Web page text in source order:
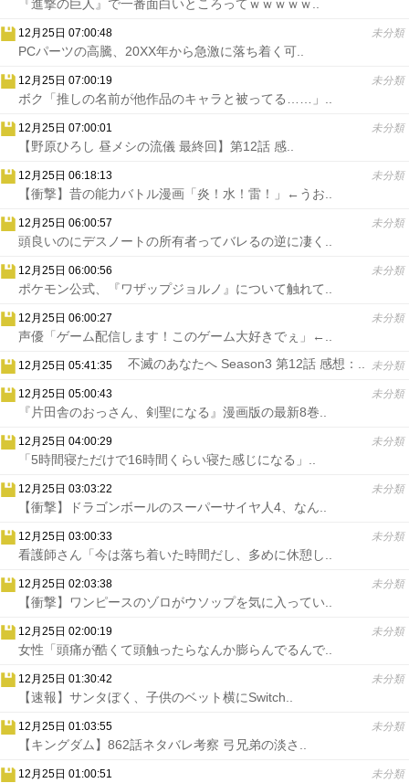
『進撃の巨人』で一番面白いところってｗｗｗｗｗ..
12月25日 07:00:48 未分類
PCパーツの高騰、20XX年から急激に落ち着く可..
12月25日 07:00:19 未分類
ボク「推しの名前が他作品のキャラと被ってる……」..
12月25日 07:00:01 未分類
【野原ひろし 昼メシの流儀 最終回】第12話 感..
12月25日 06:18:13 未分類
【衝撃】昔の能力バトル漫画「炎！水！雷！」←うお..
12月25日 06:00:57 未分類
頭良いのにデスノートの所有者ってバレるの逆に凄く..
12月25日 06:00:56 未分類
ポケモン公式、『ワザップジョルノ』について触れて..
12月25日 06:00:27 未分類
声優「ゲーム配信します！このゲーム大好きでぇ」←..
12月25日 05:41:35 未分類
不滅のあなたへ Season3 第12話 感想：..
12月25日 05:00:43 未分類
『片田舎のおっさん、剣聖になる』漫画版の最新8巻..
12月25日 04:00:29 未分類
「5時間寝ただけで16時間くらい寝た感じになる」..
12月25日 03:03:22 未分類
【衝撃】ドラゴンボールのスーパーサイヤ人4、なん..
12月25日 03:00:33 未分類
看護師さん「今は落ち着いた時間だし、多めに休憩し..
12月25日 02:03:38 未分類
【衝撃】ワンピースのゾロがウソップを気に入ってい..
12月25日 02:00:19 未分類
女性「頭痛が酷くて頭触ったらなんか膨らんでるんで..
12月25日 01:30:42 未分類
【速報】サンタぼく、子供のベット横にSwitch..
12月25日 01:03:55 未分類
【キングダム】862話ネタバレ考察 弓兄弟の淡さ..
12月25日 01:00:51 未分類